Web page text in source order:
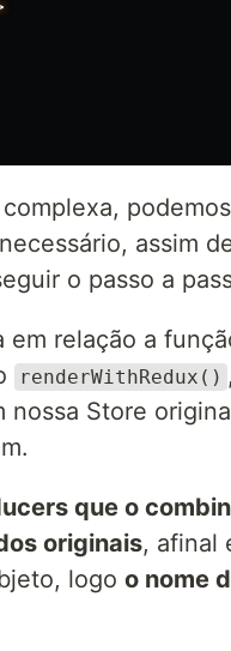
assim
o passo a
em relação a
renderWithRedux()
nossa Store
que o
originais, afinal
logo o nome